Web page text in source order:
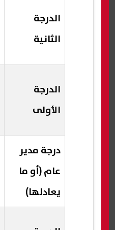
الدرجة
الثانية
الدرجة
الأولى
درجة مدير
عام (أو ما
يعادلها)